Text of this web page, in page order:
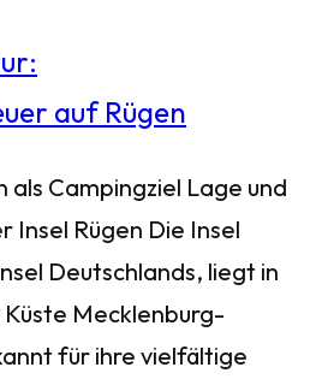
als Campingziel Lage und
Insel Rügen Die Insel
Deutschlands, liegt in
Mecklenburg-
für ihre vielfältige